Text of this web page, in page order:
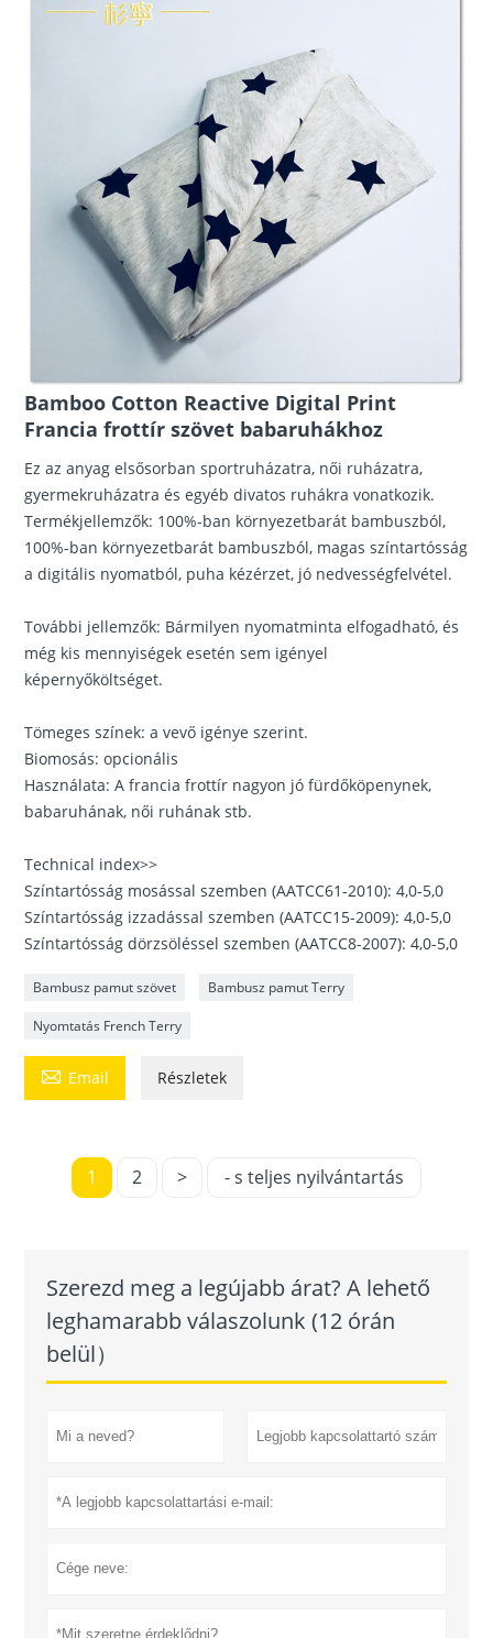
Bamboo Cotton Reactive Digital Print
Francia frottír szövet babaruhákhoz
Ez az anyag elsősorban sportruházatra, női ruházatra,
gyermekruházatra és egyéb divatos ruhákra vonatkozik.
Termékjellemzők: 100%-ban környezetbarát bambuszból,
100%-ban környezetbarát bambuszból, magas színtartósság
a digitális nyomatból, puha kézérzet, jó nedvességfelvétel.
További jellemzők: Bármilyen nyomatminta elfogadható, és
még kis mennyiségek esetén sem igényel
képernyőköltséget.
Tömeges színek: a vevő igénye szerint.
Biomosás: opcionális
Használata: A francia frottír nagyon jó fürdőköpenynek,
babaruhának, női ruhának stb.
Technical index>>
Színtartósság mosással szemben (AATCC61-2010): 4,0-5,0
Színtartósság izzadással szemben (AATCC15-2009): 4,0-5,0
Színtartósság dörzsöléssel szemben (AATCC8-2007): 4,0-5,0
Bambusz pamut szövet Bambusz pamut Terry
Nyomtatás French Terry
 Email Részletek
1 2 > - s teljes nyilvántartás
Szerezd meg a legújabb árat? A lehető
leghamarabb válaszolunk (12 órán
belül）